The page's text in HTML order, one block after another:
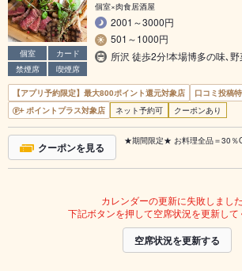
個室
カード
禁煙席
喫煙席
個室×肉食居酒屋
2001～3000円
501～1000円
所沢 徒歩2分!本場博多の味､
【アプリ予約限定】最大800ポイント還元対象店
口コミ投稿
ポイントプラス対象店
ネット予約可 クーポンあり
クーポンを見る ★期間限定★ お料理全品＝30％
カレンダーの更新に失敗しました
下記ボタンを押して空席状況を更新して
空席状況を更新する